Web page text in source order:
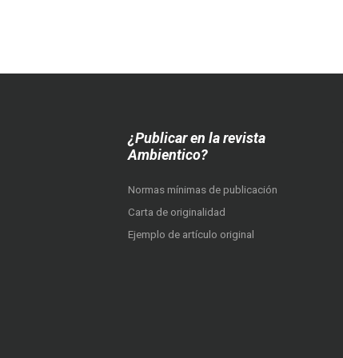
¿Publicar en la revista
Ambientico?
Normas mínimas de publicación
Carta de originalidad
Ejemplo de artículo original